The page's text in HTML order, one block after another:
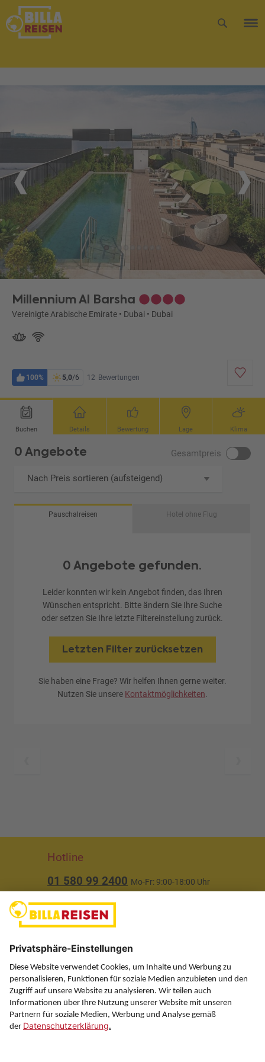
Millennium Al Barsha
Vereinigte Arabische Emirate • Dubai • Dubai
100% 5,0/6 12 Bewertungen
Buchen Details Bewertung Lage Klima
0 Angebote Gesamtpreis
Nach Preis sortieren (aufsteigend)
Pauschalreisen Hotel ohne Flug
0 Angebote gefunden.
Leider konnten wir kein Angebot finden, das Ihren
Wünschen entspricht. Bitte ändern Sie Ihre Suche
oder setzen Sie Ihre letzte Filtereinstellung zurück.
Letzten Filter zurücksetzen
Sie haben eine Frage? Wir helfen Ihnen gerne weiter.
Nutzen Sie unsere Kontaktmöglichkeiten.
Hotline
01 580 99 2400 Mo-Fr: 9:00-18:00 Uhr
Über uns
Service
Information
Folgen Sie uns auf